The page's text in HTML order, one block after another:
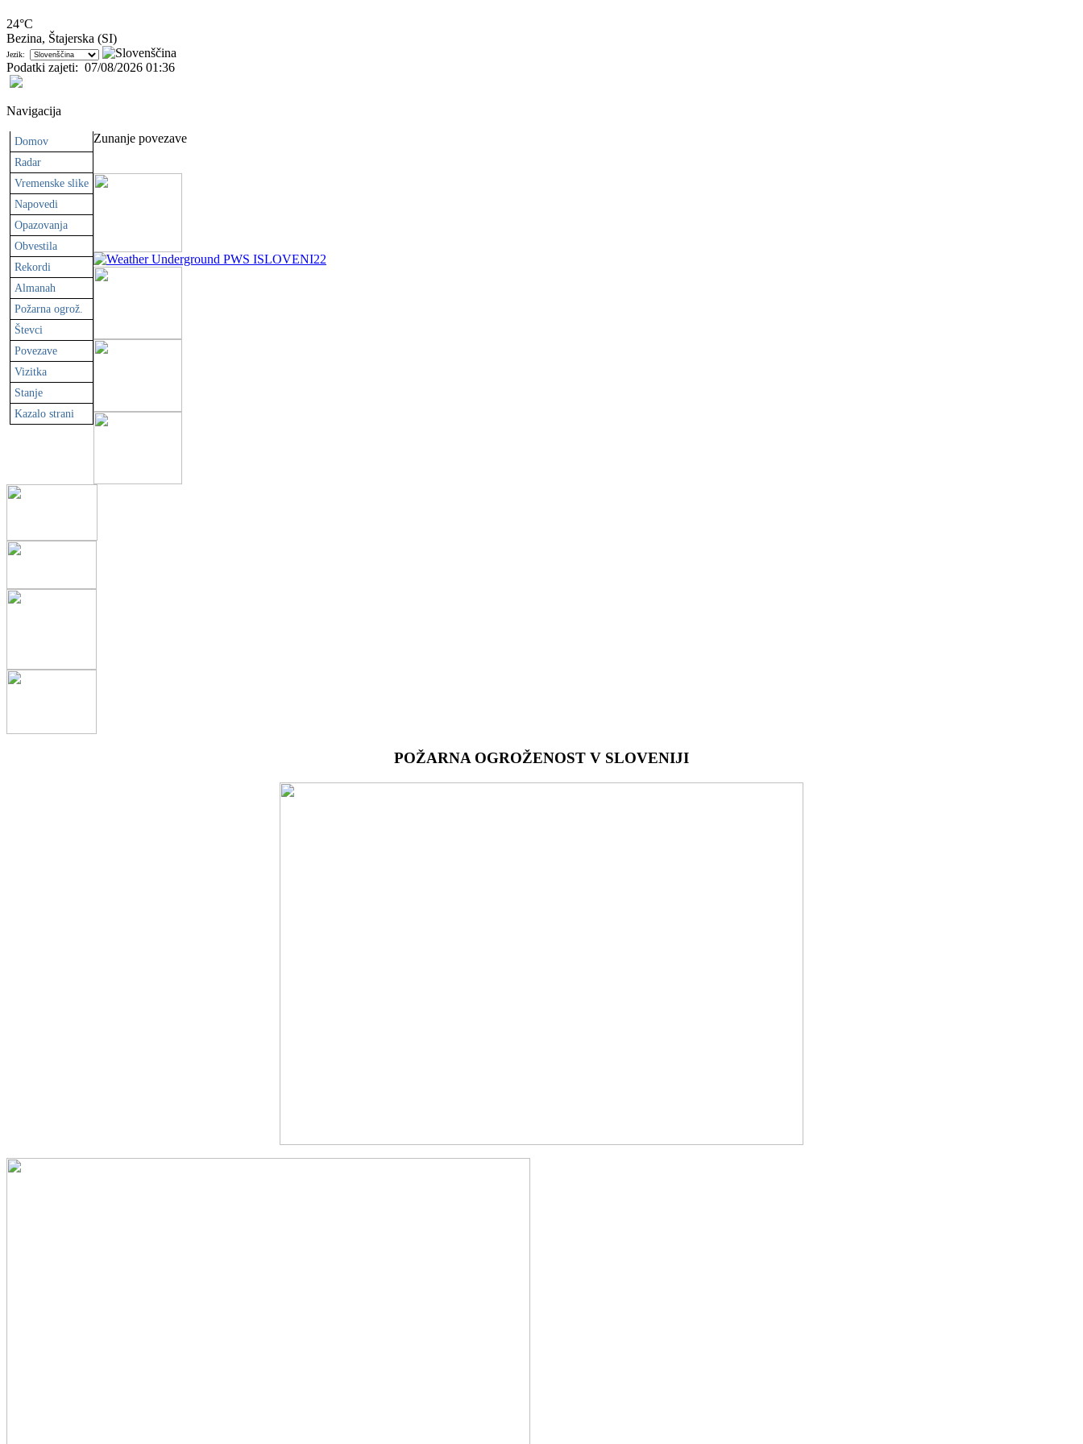
24°C
Bezina, Štajerska (SI)
Jezik:
Podatki zajeti: 07/08/2026 01:36
Navigacija
Domov
Radar
Vremenske slike
Napovedi
Opazovanja
Obvestila
Rekordi
Almanah
Požarna ogrož.
Števci
Povezave
Vizitka
Stanje
Kazalo strani
Zunanje povezave
POŽARNA OGROŽENOST V SLOVENIJI